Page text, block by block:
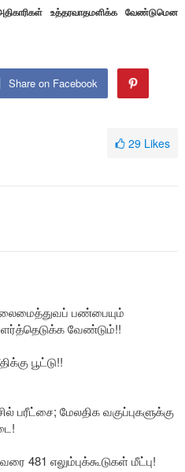
உத்தரவாதமளிக்க வேண்டுமென
Share on Facebook
29 Likes
பண்பையும்
வேண்டும்!!
பூட்டு!!
பரீட்சை; மேலதிக வகுப்புகளுக்கு
481 எலும்புக்கூடுகள் மீட்பு!